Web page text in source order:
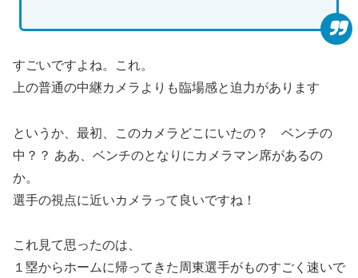
すごいですよね。これ。
上の普通の中継カメラよりも臨場感と迫力があります
というか、最初、このカメラどこにいたの？ ベンチの
中？？ ああ、ベンチのとなりにカメラマン席があるの
か。
選手の視点に近いカメラって良いですね！
これ見て思ったのは、
１塁からホームに帰ってきた周東選手がものすごく速いで